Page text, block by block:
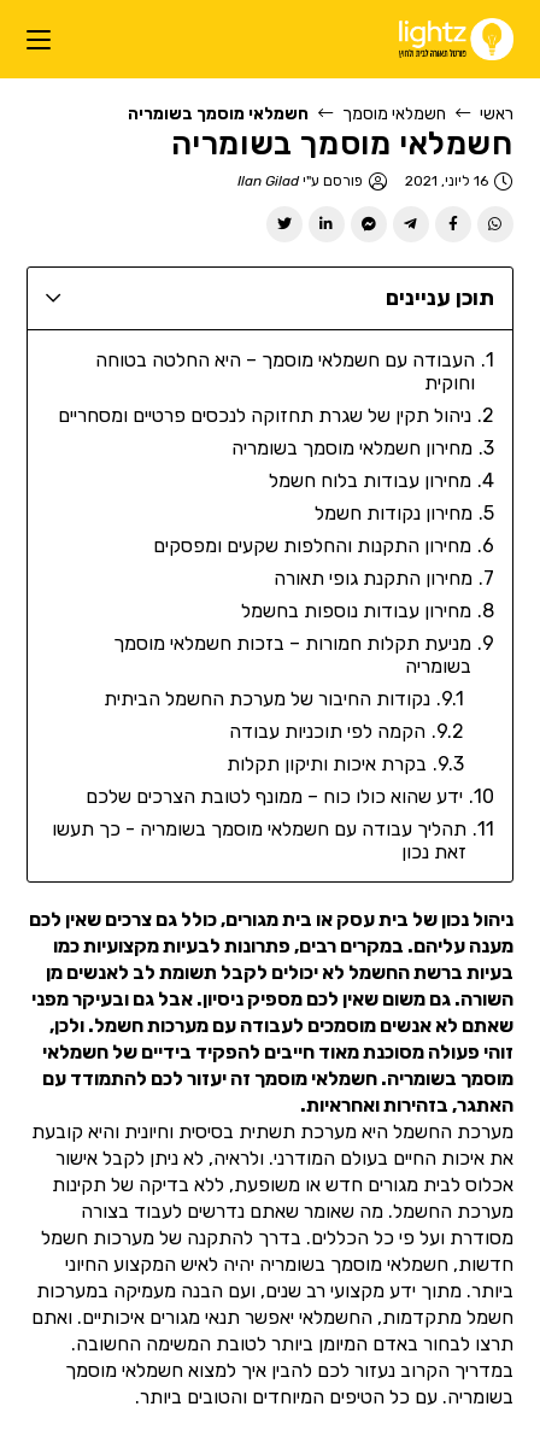
ראשי חשמלאי מוסמך חשמלאי מוסמך בשומריה
חשמלאי מוסמך בשומריה
16 ליוני, 2021 פורסם ע"יIlan Gilad
תוכן עניינים
העבודה עם חשמלאי מוסמך – היא החלטה בטוחה
וחוקית
ניהול תקין של שגרת תחזוקה לנכסים פרטיים ומסחריים
מחירון חשמלאי מוסמך בשומריה
מחירון עבודות בלוח חשמל
מחירון נקודות חשמל
מחירון התקנות והחלפות שקעים ומפסקים
מחירון התקנת גופי תאורה
מחירון עבודות נוספות בחשמל
מניעת תקלות חמורות – בזכות חשמלאי מוסמך
בשומריה
נקודות החיבור של מערכת החשמל הביתית
הקמה לפי תוכניות עבודה
בקרת איכות ותיקון תקלות
ידע שהוא כולו כוח – ממונף לטובת הצרכים שלכם
תהליך עבודה עם חשמלאי מוסמך בשומריה - כך תעשו
זאת נכון
ניהול נכון של בית עסק או בית מגורים, כולל גם צרכים שאין לכם
מענה עליהם. במקרים רבים, פתרונות לבעיות מקצועיות כמו
בעיות ברשת החשמל לא יכולים לקבל תשומת לב לאנשים מן
השורה. גם משום שאין לכם מספיק ניסיון. אבל גם ובעיקר מפני
שאתם לא אנשים מוסמכים לעבודה עם מערכות חשמל. ולכן,
זוהי פעולה מסוכנת מאוד חייבים להפקיד בידיים של חשמלאי
מוסמך בשומריה. חשמלאי מוסמך זה יעזור לכם להתמודד עם
האתגר, בזהירות ואחראיות.
מערכת החשמל היא מערכת תשתית בסיסית וחיונית והיא קובעת
את איכות החיים בעולם המודרני. ולראיה, לא ניתן לקבל אישור
אכלוס לבית מגורים חדש או משופעת, ללא בדיקה של תקינות
מערכת החשמל. מה שאומר שאתם נדרשים לעבוד בצורה
מסודרת ועל פי כל הכללים. בדרך להתקנה של מערכות חשמל
חדשות, חשמלאי מוסמך בשומריה יהיה לאיש המקצוע החיוני
ביותר. מתוך ידע מקצועי רב שנים, ועם הבנה מעמיקה במערכות
חשמל מתקדמות, החשמלאי יאפשר תנאי מגורים איכותיים. ואתם
תרצו לבחור באדם המיומן ביותר לטובת המשימה החשובה.
במדריך הקרוב נעזור לכם להבין איך למצוא חשמלאי מוסמך
בשומריה. עם כל הטיפים המיוחדים והטובים ביותר.